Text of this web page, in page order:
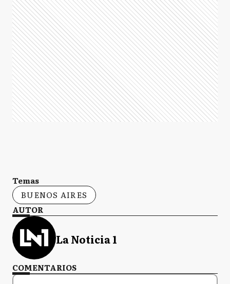
Temas
BUENOS AIRES
AUTOR
La Noticia 1
COMENTARIOS